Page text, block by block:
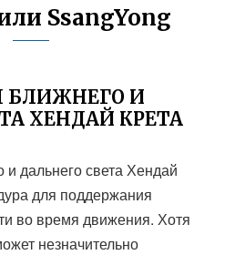
SsangYong
И
ХЕНДАЙ КРЕТА
дальнего света Хендай
для поддержания
во время движения. Хотя
незначительно